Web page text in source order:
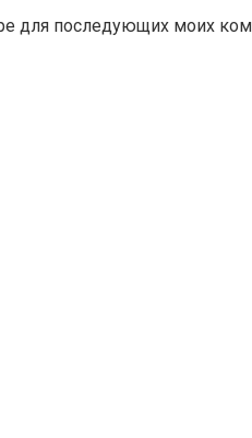
для последующих моих